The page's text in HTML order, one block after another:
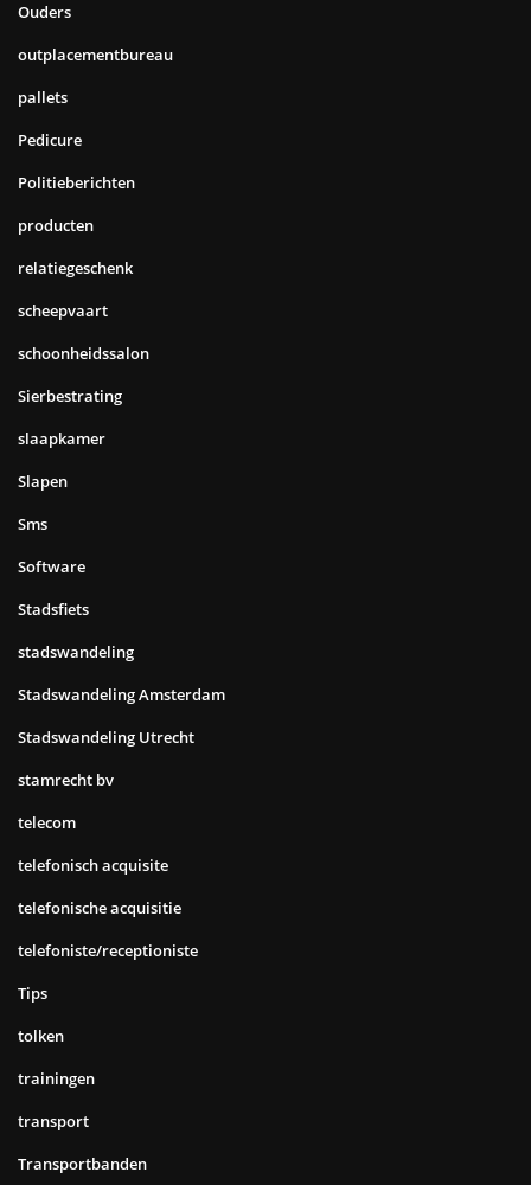
Ouders
outplacementbureau
pallets
Pedicure
Politieberichten
producten
relatiegeschenk
scheepvaart
schoonheidssalon
Sierbestrating
slaapkamer
Slapen
Sms
Software
Stadsfiets
stadswandeling
Stadswandeling Amsterdam
Stadswandeling Utrecht
stamrecht bv
telecom
telefonisch acquisite
telefonische acquisitie
telefoniste/receptioniste
Tips
tolken
trainingen
transport
Transportbanden